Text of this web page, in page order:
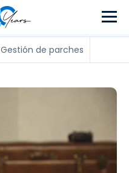
Gestión de parches